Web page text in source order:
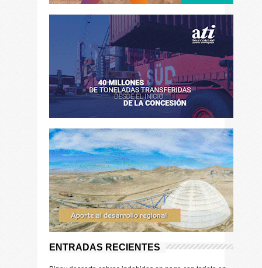
ENTRADAS RECIENTES